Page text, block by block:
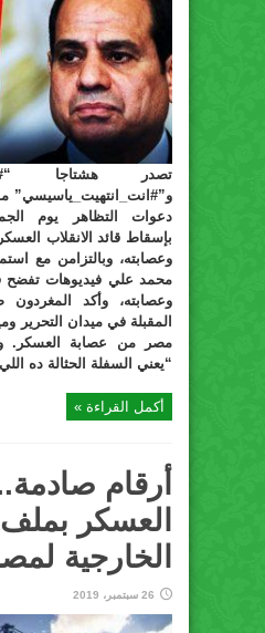
تصدر هشتاجا
و”#انت_انتهيت_ياسيسي”
دعوات التظاهر يوم
بإسقاط قائد الانقلاب
وعصابته، وبالتزامن مع
محمد علي فيديوهات تفضح
وعصابته، وأكد المغردون
المقبلة في ميدان التحرير
مصر من عصابة العسكر.
“يعني السفلة الحثالة ده
أكمل القراءة »
أرقام
العسكر بملف
الخارجية
26 سبتمبر، 2019